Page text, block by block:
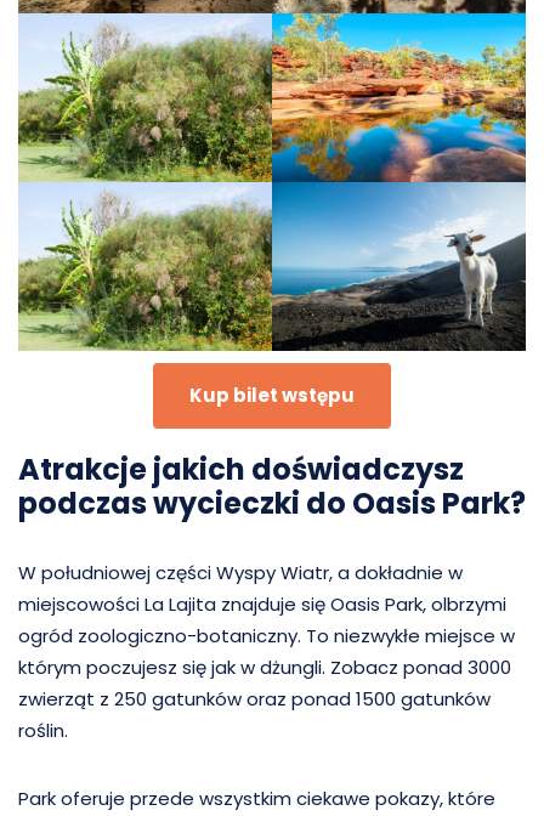
Kup bilet wstępu
Atrakcje jakich doświadczysz
podczas wycieczki do Oasis Park?
W południowej części Wyspy Wiatr, a dokładnie w
miejscowości La Lajita znajduje się Oasis Park, olbrzymi
ogród zoologiczno-botaniczny. To niezwykłe miejsce w
którym poczujesz się jak w dżungli. Zobacz ponad 3000
zwierząt z 250 gatunków oraz ponad 1500 gatunków
roślin.
Park oferuje przede wszystkim ciekawe pokazy, które